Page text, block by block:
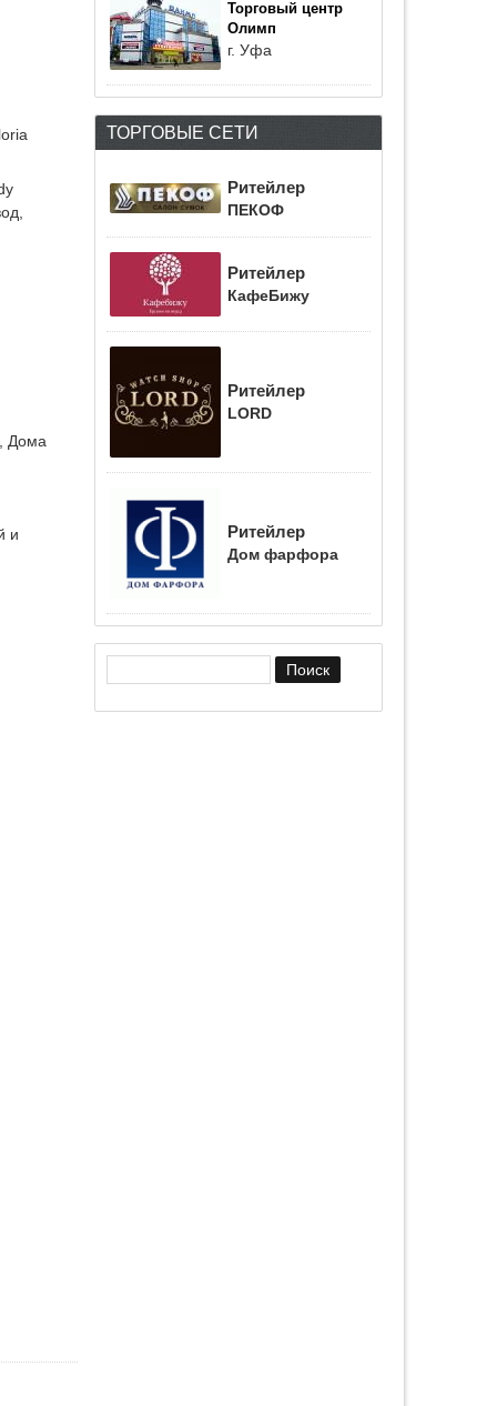
Дома
и
Торговый центр
Олимп
г. Уфа
ТОРГОВЫЕ СЕТИ
Ритейлер
ПЕКОФ
Ритейлер
КафеБижу
Ритейлер
LORD
Ритейлер
Дом фарфора
Форма поиска